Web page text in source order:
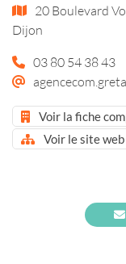
20 Boulevard
Dijon
03 80 54 38 43
Voir la fiche
Voir le site web